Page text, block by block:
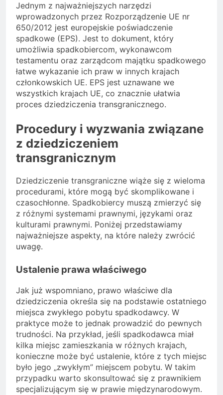
Jednym z najważniejszych narzędzi
wprowadzonych przez Rozporządzenie UE nr
650/2012 jest europejskie poświadczenie
spadkowe (EPS). Jest to dokument, który
umożliwia spadkobiercom, wykonawcom
testamentu oraz zarządcom majątku spadkowego
łatwe wykazanie ich praw w innych krajach
członkowskich UE. EPS jest uznawane we
wszystkich krajach UE, co znacznie ułatwia
proces dziedziczenia transgranicznego.
Procedury i wyzwania związane
z dziedziczeniem
transgranicznym
Dziedziczenie transgraniczne wiąże się z wieloma
procedurami, które mogą być skomplikowane i
czasochłonne. Spadkobiercy muszą zmierzyć się
z różnymi systemami prawnymi, językami oraz
kulturami prawnymi. Poniżej przedstawiamy
najważniejsze aspekty, na które należy zwrócić
uwagę.
Ustalenie prawa właściwego
Jak już wspomniano, prawo właściwe dla
dziedziczenia określa się na podstawie ostatniego
miejsca zwykłego pobytu spadkodawcy. W
praktyce może to jednak prowadzić do pewnych
trudności. Na przykład, jeśli spadkodawca miał
kilka miejsc zamieszkania w różnych krajach,
konieczne może być ustalenie, które z tych miejsc
było jego „zwykłym” miejscem pobytu. W takim
przypadku warto skonsultować się z prawnikiem
specjalizującym się w prawie międzynarodowym.